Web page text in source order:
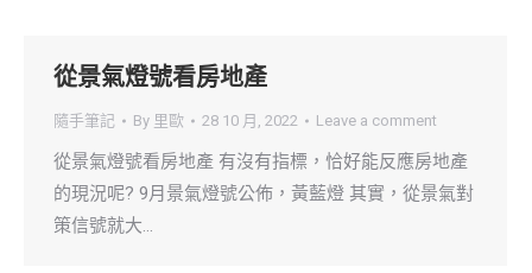
從景氣燈號看房地產
隨手筆記 By 里歐 28 10 月, 2022 Leave a comment
從景氣燈號看房地產 有沒有指標，恰好能反應房地產
的現況呢? 9月景氣燈號公佈，黃藍燈 其實，從景氣對
策信號就大…